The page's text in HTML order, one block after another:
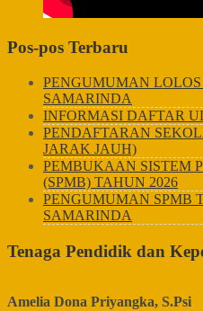
Pos-pos Terbaru
PENGUMUMAN LOLOS
SAMARINDA
INFORMASI DAFTAR
PENDAFTARAN
JARAK JAUH)
PEMBUKAAN SISTEM
(SPMB) TAHUN 2026
PENGUMUMAN SPMB
SAMARINDA
Tenaga Pendidik dan
Amelia Dona Priyangka, S.Psi